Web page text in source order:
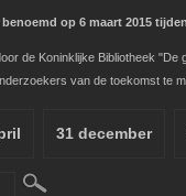
op 6 maart 2015
de Koninklijke Bibliotheek
van de toekomst te
31 december